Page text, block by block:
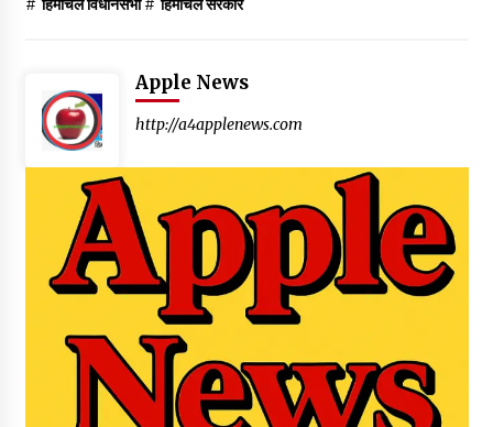
# हिमाचल विधानसभा# हिमाचल सरकार
Apple News
http://a4applenews.com